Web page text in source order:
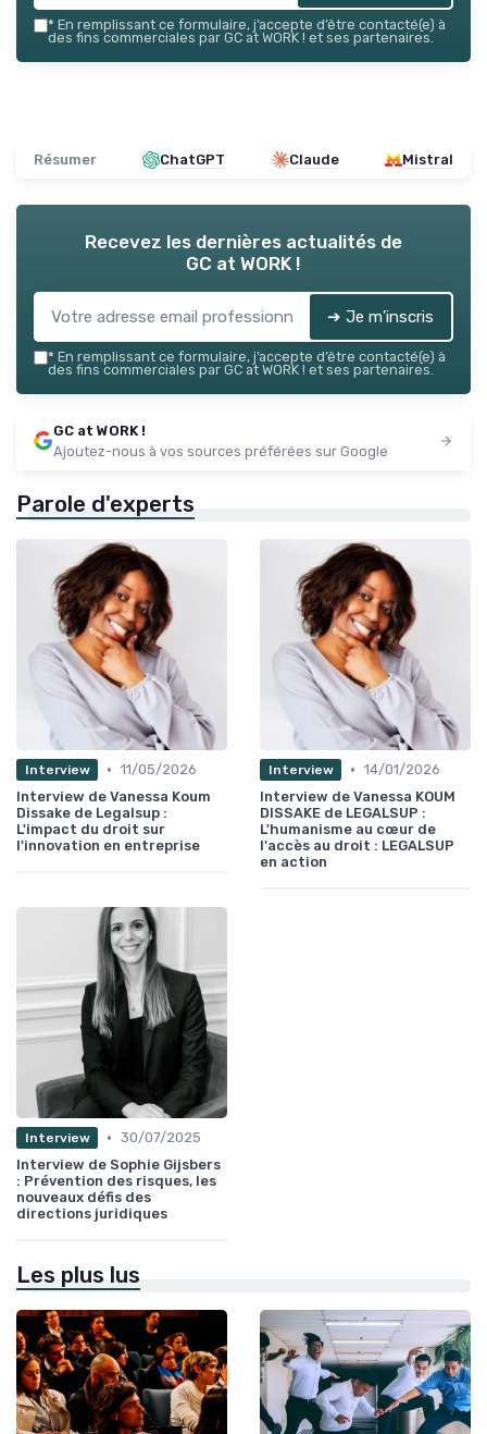
* En remplissant ce formulaire, j’accepte d’être contacté(e) à
des fins commerciales par GC at WORK ! et ses partenaires.
Résumer ChatGPT Claude Mistral
Recevez les dernières actualités de
GC at WORK !
➔ Je m'inscris
* En remplissant ce formulaire, j’accepte d’être contacté(e) à
des fins commerciales par GC at WORK ! et ses partenaires.
GC at WORK !
Ajoutez-nous à vos sources préférées sur Google
Parole d'experts
Interview • 11/05/2026
Interview de Vanessa Koum
Dissake de Legalsup :
L'impact du droit sur
l'innovation en entreprise
Interview • 14/01/2026
Interview de Vanessa KOUM
DISSAKE de LEGALSUP :
L'humanisme au cœur de
l'accès au droit : LEGALSUP
en action
Interview • 30/07/2025
Interview de Sophie Gijsbers
: Prévention des risques, les
nouveaux défis des
directions juridiques
Les plus lus